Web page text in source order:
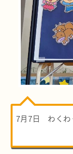
7月7日 わくわ